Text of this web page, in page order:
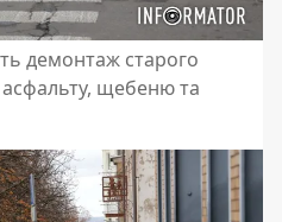
демонтаж старого
щебеню та